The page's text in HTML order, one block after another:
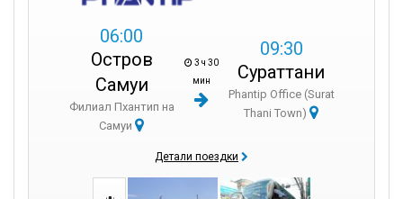
06:00
Остров
Самуи
Филиал Пхантип на
Самуи
3 ч 30
мин
09:30
Сураттани
Phantip Office (Surat
Thani Town)
Детали поездки